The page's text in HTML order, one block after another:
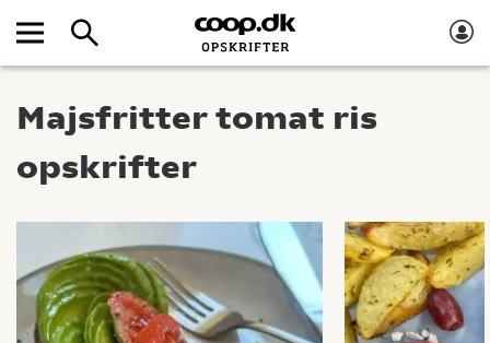
Majsfritter tomat ris
opskrifter